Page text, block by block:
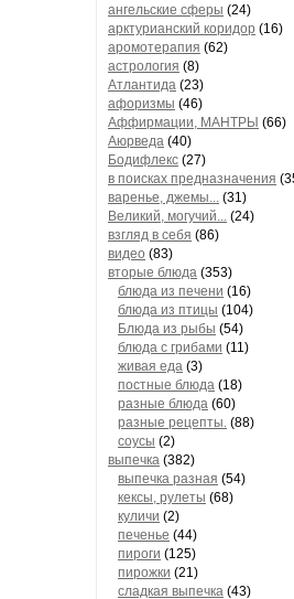
ангельские сферы (24)
арктурианский коридор (16)
аромотерапия (62)
астрология (8)
Атлантида (23)
афоризмы (46)
Аффирмации, МАНТРЫ (66)
Аюрведа (40)
Бодифлекс (27)
в поисках предназначения
варенье, джемы... (31)
Великий, могучий... (24)
взгляд в себя (86)
видео (83)
вторые блюда (353)
блюда из печени (16)
блюда из птицы (104)
Блюда из рыбы (54)
блюда с грибами (11)
живая еда (3)
постные блюда (18)
разные блюда (60)
разные рецепты. (88)
соусы (2)
выпечка (382)
выпечка разная (54)
кексы, рулеты (68)
куличи (2)
печенье (44)
пироги (125)
пирожки (21)
сладкая выпечка (43)